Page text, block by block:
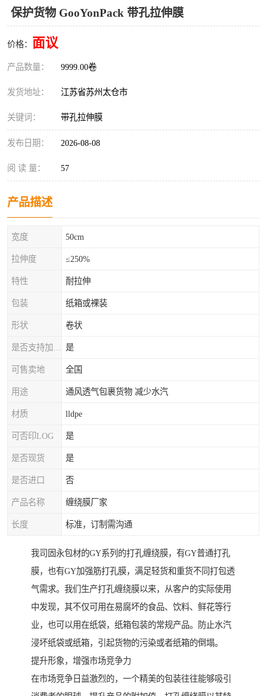
保护货物 GooYonPack 带孔拉伸膜
价格： 面议
产品数量： 9999.00卷
发货地址： 江苏省苏州太仓市
关键词： 带孔拉伸膜
发布日期： 2026-08-08
阅 读 量： 57
产品描述
宽度 50cm
拉伸度 ≤250%
特性 耐拉伸
包装 纸箱或裸装
形状 卷状
是
可售卖地 全国
用途 通风透气包裹货物 减少水汽
材质 lldpe
可否印LOG 是
是否现货 是
是否进口 否
产品名称 缠绕膜厂家
长度 标准，订制需沟通
我司固永包材的GY系列的打孔缠绕膜，有GY普通打孔
膜，也有GY加强筋打孔膜，满足轻货和重货不同打包透
气需求。我们生产打孔缠绕膜以来，从客户的实际使用
中发现，其不仅可用在易腐坏的食品、饮料、鲜花等行
业，也可以用在纸袋，纸箱包装的常规产品。防止水汽
浸坏纸袋或纸箱，引起货物的污染或者纸箱的倒塌。
提升形象，增强市场竞争力
在市场竞争日益激烈的，一个精美的包装往往能够吸引